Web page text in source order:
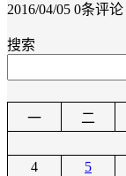
2016/04/05 0条评论
搜索
一
二
4
5